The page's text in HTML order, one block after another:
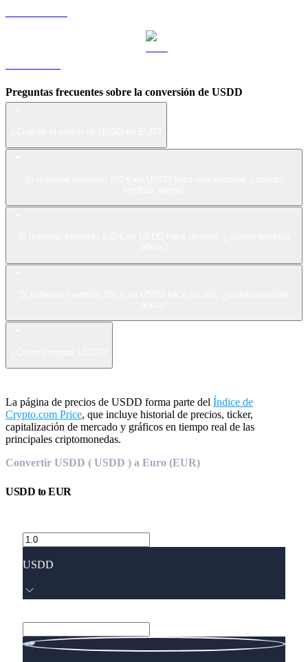
Preguntas frecuentes sobre la conversión de USDD
La página de precios de USDD forma parte del Índice de
Crypto.com Price, que incluye historial de precios, ticker,
capitalización de mercado y gráficos en tiempo real de las
principales criptomonedas.
Convertir USDD ( USDD ) a Euro (EUR)
USDD toEUR
USDD